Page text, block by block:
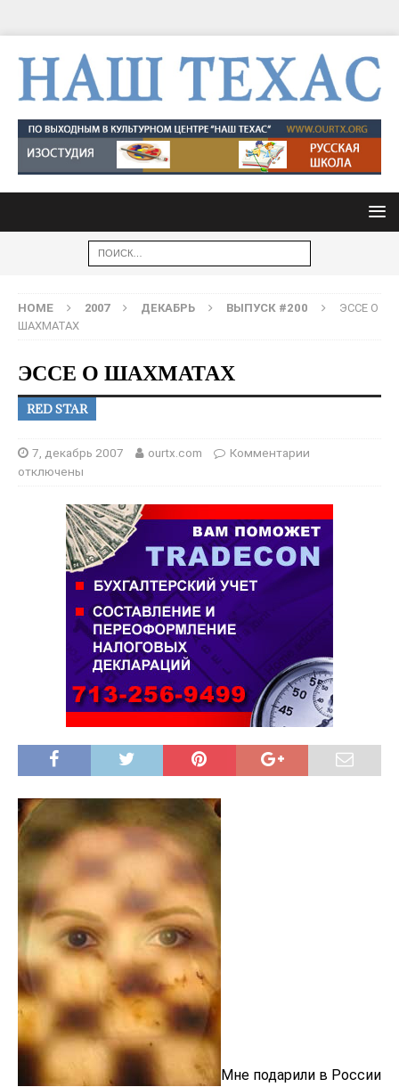
HOME 2007 ДЕКАБРЬ ВЫПУСК #200
ЭССЕ О
ШАХМАТАХ
ЭССЕ О ШАХМАТАХ
RED STAR
7, декабрь 2007 ourtx.com
Комментарии
отключены
Мне подарили в России